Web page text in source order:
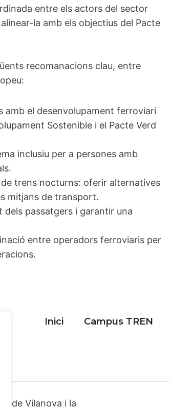
entre els actors del sector
la amb els objectius del Pacte
recomanacions clau, entre
amb el desenvolupament ferroviari
Sostenible i el Pacte Verd
inclusiu per a persones amb
trens nocturns: oferir alternatives
mitjans de transport.
passatgers i garantir una
entre operadors ferroviaris per
Inici Campus TREN
de Vilanova i la